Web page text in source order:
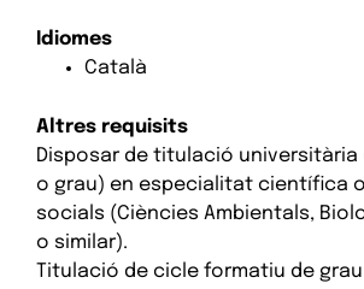
Idiomes
Català
Altres requisits
Disposar de titulació
o grau) en especialitat científica
socials (Ciències Ambientals,
o similar).
Titulació de cicle formatiu de